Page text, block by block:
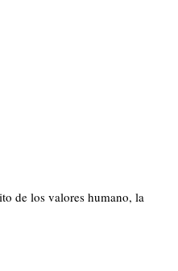
de los valores humano, la